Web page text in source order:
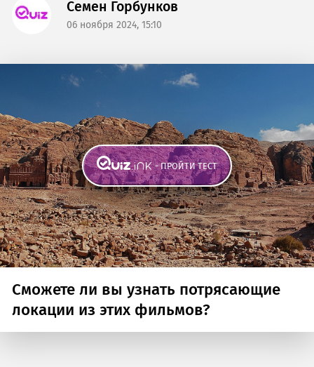
Семен Горбунков
06 ноября 2024, 15:10
- ПРОЙТИ ТЕСТ
Сможете ли вы узнать потрясающие
локации из этих фильмов?